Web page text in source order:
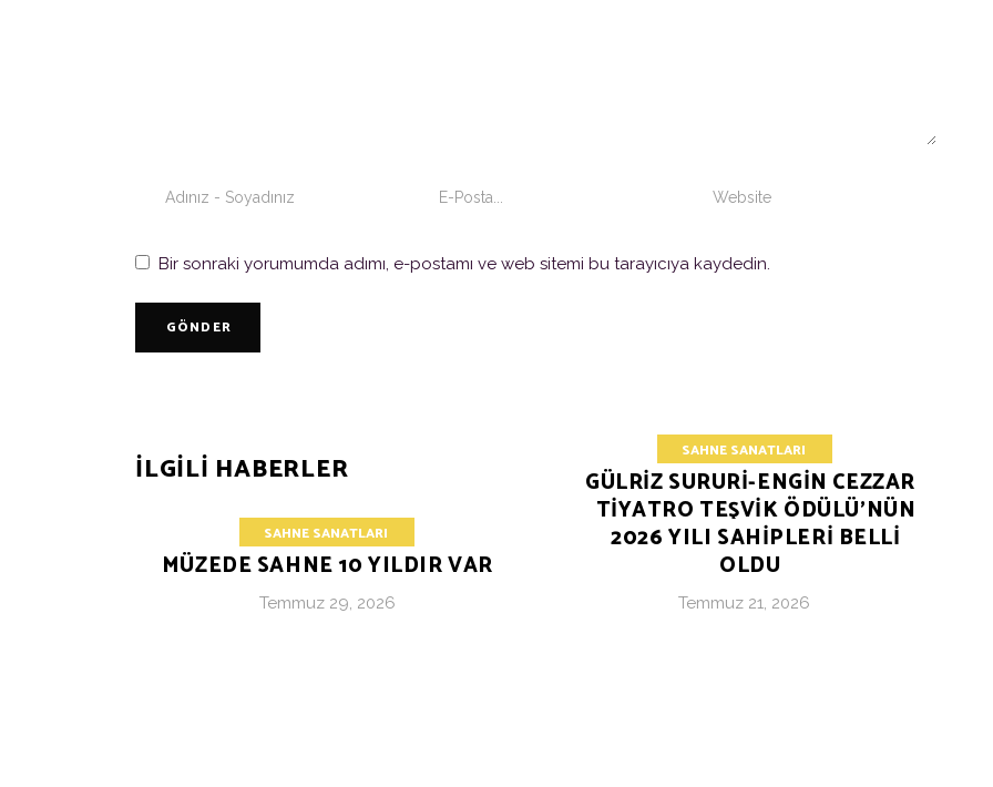
Bir sonraki yorumumda adımı, e-postamı ve web sitemi bu tarayıcıya kaydedin.
GÖNDER
ILGILI HABERLER
SAHNE SANATLARI
MÜZEDE SAHNE 10 YILDIR VAR
Temmuz 29, 2026
SAHNE SANATLARI
GÜLRİZ SURURİ-ENGİN CEZZAR
TİYATRO TEŞVİK ÖDÜLÜ’NÜN
2026 YILI SAHİPLERİ BELLİ
OLDU
Temmuz 21, 2026